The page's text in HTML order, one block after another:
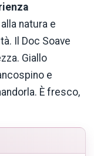
natura e
Il Doc Soave
Giallo
e
È fresco,